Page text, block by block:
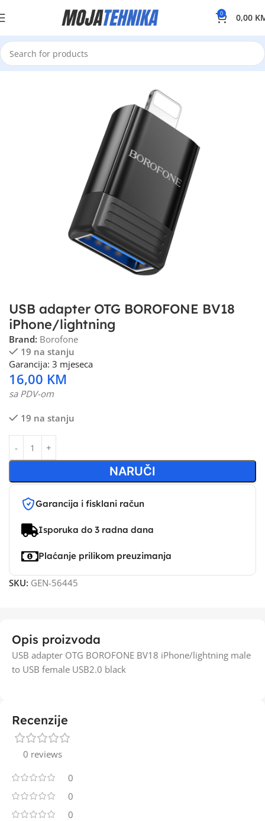
0 0,00
USB adapter OTG BOROFONE BV18
iPhone/lightning
Brand: Borofone
19 na stanju
Garancija: 3 mjeseca
16,00 KM
sa PDV-om
19 na stanju
NARUČI
Garancija i fisklani račun
Isporuka do 3 radna dana
Plaćanje prilikom preuzimanja
SKU: GEN-56445
Opis proizvoda
USB adapter OTG BOROFONE BV18 iPhone/lightning male
to USB female USB2.0 black
Recenzije
0 reviews
0
0
0